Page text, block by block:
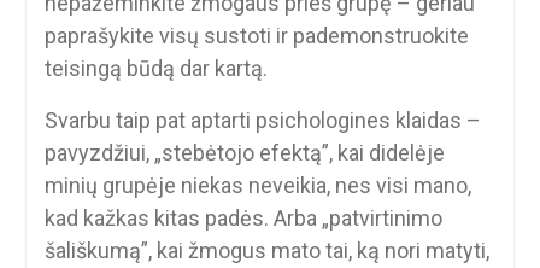
paprašykite visų sustoti ir pademonstruokite
teisingą būdą dar kartą.
Svarbu taip pat aptarti psichologines klaidas –
pavyzdžiui, „stebėtojo efektą”, kai didelėje
minių grupėje niekas neveikia, nes visi mano,
kad kažkas kitas padės. Arba „patvirtinimo
šališkumą”, kai žmogus mato tai, ką nori matyti,